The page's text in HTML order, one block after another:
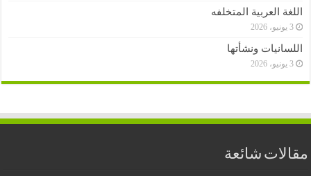
اللغة العربية المتخلفه
3 يونيو، 2026
اللسانيات ونشأتها
3 يونيو، 2026
مقالات شائعة